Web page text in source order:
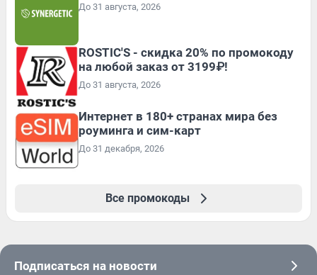
До 31 августа, 2026
ROSTIC'S - скидка 20% по промокоду
на любой заказ от 3199₽!
До 31 августа, 2026
Интернет в 180+ странах мира без
роуминга и сим-карт
До 31 декабря, 2026
Все промокоды
Подписаться на новости